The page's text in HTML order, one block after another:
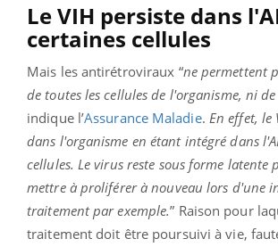
Le VIH persiste dans
certaines cellules
Mais les antirétroviraux “ne permettent
de toutes les cellules de l'organisme, ni
indique l’Assurance Maladie. En effet, le
dans l'organisme en étant intégré dans
cellules. Le virus reste sous forme latente
mettre à proliférer à nouveau lors d'une
traitement par exemple.” Raison pour
traitement doit être poursuivi à vie,